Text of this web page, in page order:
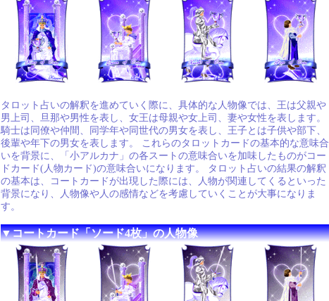
タロット占いの解釈を進めていく際に、具体的な人物像では、王は父親や
男上司、旦那や男性を表し、女王は母親や女上司、妻や女性を表します。
騎士は同僚や仲間、同学年や同世代の男女を表し、王子とは子供や部下、
後輩や年下の男女を表します。 これらのタロットカードの基本的な意味合
いを背景に、「小アルカナ」の各スートの意味合いを加味したものがコー
ドカード(人物カード)の意味合いになります。 タロット占いの結果の解釈
の基本は、コートカードが出現した際には、人物が関連してくるといった
背景になり、人物像や人の感情などを考慮していくことが大事になりま
す。
▼コートカード「ソード4枚」の人物像